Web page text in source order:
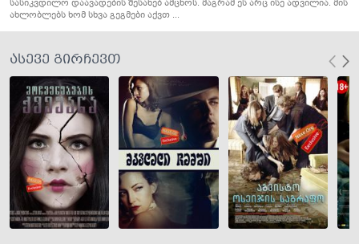
სასიკვდილო დაავადების შესახებ ამცნოს. მაგრამ ეს არც ისე ადვილია. მის
ახლობლებს ხომ სხვა გეგმები აქვთ ...
ასევე გირჩევთ